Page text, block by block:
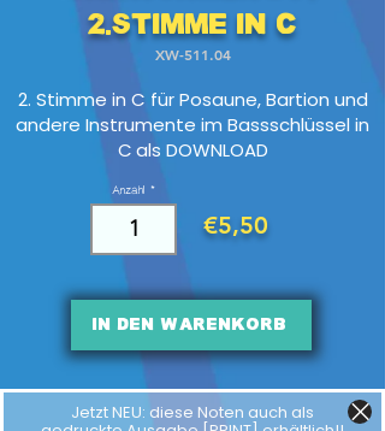
2.Stimme in C
XW-511.04
2. Stimme in C für Posaune, Bartion und
andere Instrumente im Bassschlüssel in
Cals DOWNLOAD
Anzahl
€5,50
In den Warenkorb
Jetzt NEU: diese Noten auch als